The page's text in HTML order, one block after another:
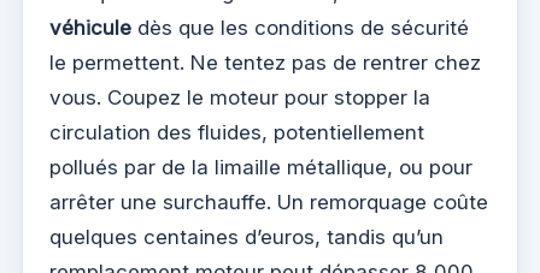
véhicule dès que les conditions de sécurité
le permettent. Ne tentez pas de rentrer chez
vous. Coupez le moteur pour stopper la
circulation des fluides, potentiellement
pollués par de la limaille métallique, ou pour
arrêter une surchauffe. Un remorquage coûte
quelques centaines d’euros, tandis qu’un